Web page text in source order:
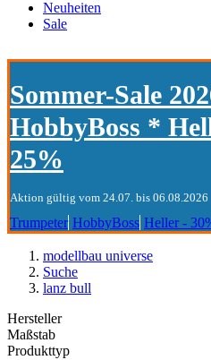
Neuheiten
Sale
Sommer-Sale
HobbyBoss *
25%
Aktion gültig vom 24.07. bis 06.08.2026
Trumpeter HobbyBoss Heller -
modellbau universe
Suche
lanz bull
Hersteller
Maßstab
Produkttyp